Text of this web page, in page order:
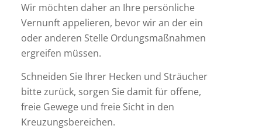
Wir möchten daher an Ihre persönliche
Vernunft appelieren, bevor wir an der ein
oder anderen Stelle Ordungsmaßnahmen
ergreifen müssen.
Schneiden Sie Ihrer Hecken und Sträucher
bitte zurück, sorgen Sie damit für offene,
freie Gewege und freie Sicht in den
Kreuzungsbereichen.